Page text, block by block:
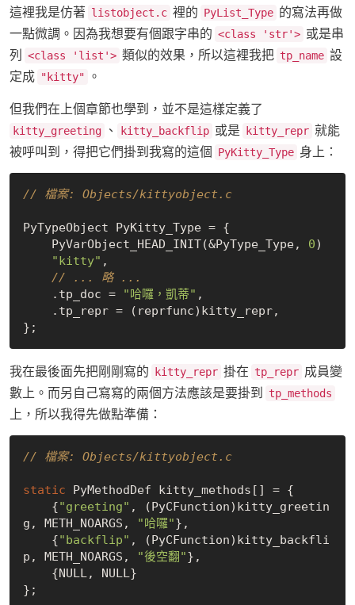
這裡我是仿著 listobject.c 裡的 PyList_Type 的寫法再做
一點微調。因為我想要有個跟字串的 <class 'str'> 或是串
列
<class 'list'> 類似的效果，所以這裡我把 tp_name 設
定成 "kitty" 。
但我們在上個章節也學到，並不是這樣定義了
kitty_greeting 、 kitty_backflip 或是 kitty_repr 就能
被呼叫到，得把它們掛到我寫的這個
PyKitty_Type 身上：
// 檔案: Objects/kittyobject.c
PyTypeObject PyKitty_Type = {
    PyVarObject_HEAD_INIT(&PyType_Type,
0)
"kitty" ,
// ... 略 ...
    .tp_doc =
"哈囉，凱蒂" ,
我在最後面先把剛剛寫的 kitty_repr 掛在 tp_repr 成員變
數上。而另自己寫寫的兩個方法應該是要掛到
tp_methods
上，所以我得先做點準備：
// 檔案: Objects/kittyobject.c
static PyMethodDef kitty_methods[] = {
    {
"greeting" , (PyCFunction)kitty_greetin
g, METH_NOARGS,
"哈囉"},
    {
"backflip" , (PyCFunction)kitty_backfli
p, METH_NOARGS,
"後空翻"},
    {
NULL, NULL}